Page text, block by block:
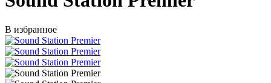
В избранное